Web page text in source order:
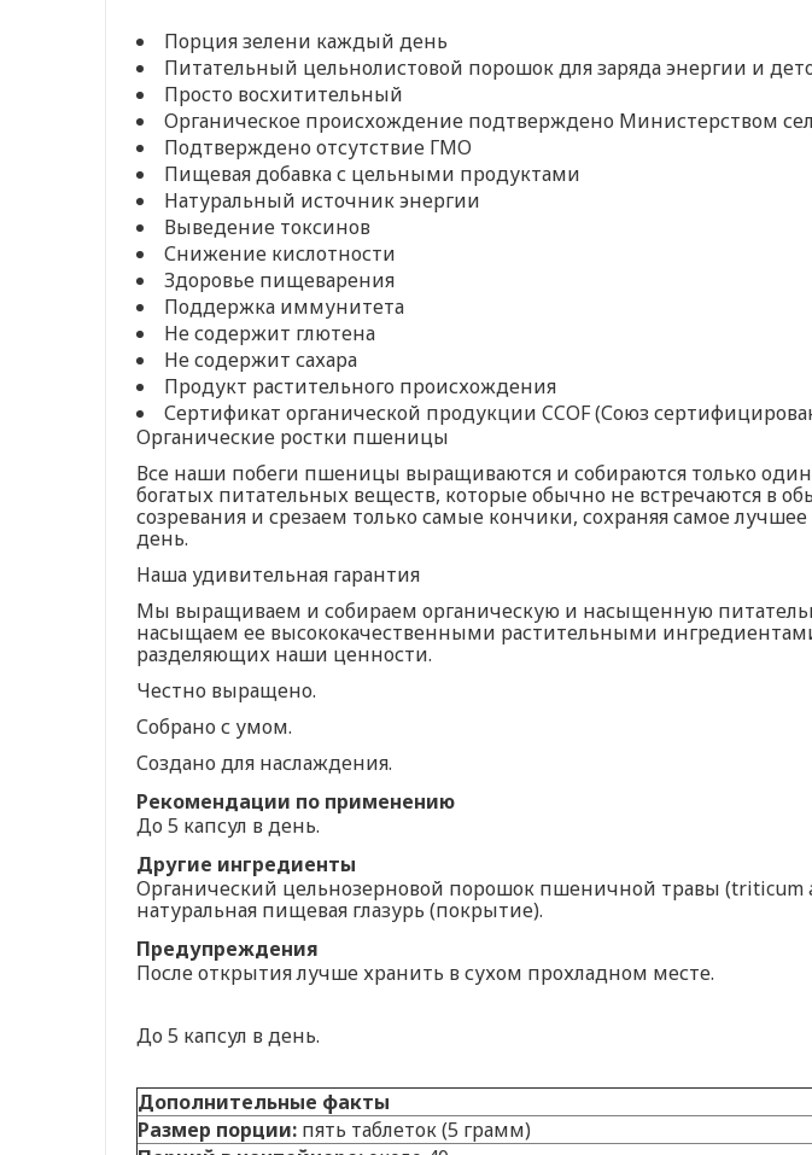
Порция зелени каждый день
Питательный цельнолистовой порошок для заряда энергии и
Просто восхитительный
Органическое происхождение подтверждено Министерством
Подтверждено отсутствие ГМО
Пищевая добавка с цельными продуктами
Натуральный источник энергии
Выведение токсинов
Снижение кислотности
Здоровье пищеварения
Поддержка иммунитета
Не содержит глютена
Не содержит сахара
Продукт растительного происхождения
Сертификат органической продукции CCOF (Союз
Органические ростки пшеницы
Все наши побеги пшеницы выращиваются и собираются только один
богатых питательных веществ, которые обычно не встречаются в
созревания и срезаем только самые кончики, сохраняя самое
день.
Наша удивительная гарантия
Мы выращиваем и собираем органическую и насыщенную
насыщаем ее высококачественными растительными
разделяющих наши ценности.
Честно выращено.
Собрано с умом.
Создано для наслаждения.
Рекомендации по применению
До 5 капсул в день.
Другие ингредиенты
Органический цельнозерновой порошок пшеничной травы (triticum
натуральная пищевая глазурь (покрытие).
Предупреждения
После открытия лучше хранить в сухом прохладном месте.
До 5 капсул в день.
Дополнительные факты
Размер порции: пять таблеток (5 грамм)